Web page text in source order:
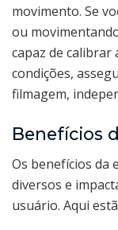
movimento. Se
ou
capaz de calibrar
condições,
filmagem,
Benefícios
Os benefícios da
diversos e
usuário. Aqui